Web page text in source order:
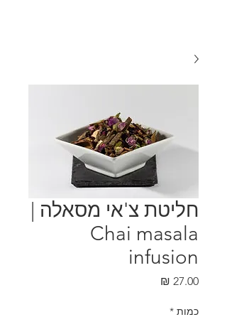
חליטת צ'אי מסאלה |
Chai masala
infusion
כמות *